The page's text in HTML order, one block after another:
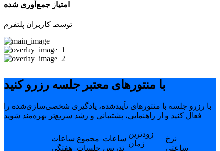
امتیاز جمع‌آوری شده
توسط کاربران پلتفرم
با منتورهای معتبر جلسه رزرو کنید
با رزرو جلسه با منتورهای تأییدشده، یادگیری شخصی‌سازی‌شده را
فعال کنید و از راهنمایی، پشتیبانی و رشد سریع‌تر بهره‌مند شوید
ساعات
هفتگی
مجموع
جلسات
ساعات
تدریس
زودترین
زمان
نرخ
ساعتی